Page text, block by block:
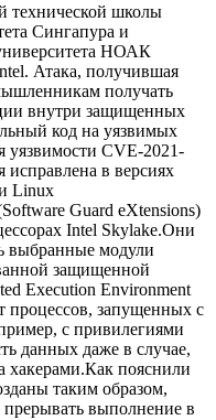
технической школы
Сингапура и
НОАК
Атака, получившая
получать
внутри защищенных
код на уязвимых
уязвимости CVE-2021-
в версиях
Linux
Guard eXtensions)
Intel Skylake.Они
выбранные модули
защищенной
Execution Environment
процессов, запущенных с
с привилегиями
данных даже в случае,
хакерами.Как пояснили
таким образом,
выполнение в